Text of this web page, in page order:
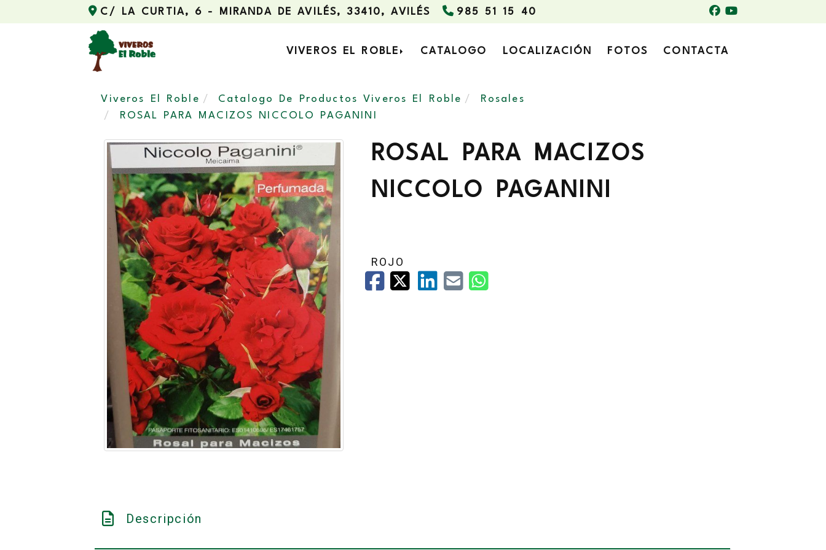
C/ LA CURTIA, 6 - MIRANDA DE AVILÉS,33410,AVILÉS 985 51 15 40
VIVEROS EL ROBLE CATALOGO LOCALIZACIÓN FOTOS CONTACTA
Viveros El Roble Catalogo De Productos Viveros El Roble
Rosales
ROSAL PARA MACIZOS NICCOLO PAGANINI
ROSAL PARA MACIZOS
NICCOLO PAGANINI
ROJO
Descripción